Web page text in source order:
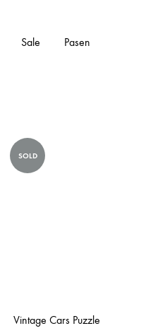
Sale Pasen
SOLD
Vintage Cars Puzzle